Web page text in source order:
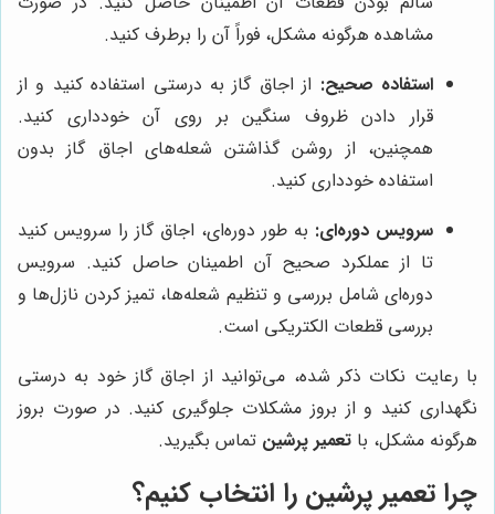
مشاهده هرگونه مشکل، فوراً آن را برطرف کنید.
استفاده صحیح: از اجاق گاز به درستی استفاده کنید و از
قرار دادن ظروف سنگین بر روی آن خودداری کنید.
همچنین، از روشن گذاشتن شعله‌های اجاق گاز بدون
استفاده خودداری کنید.
سرویس دوره‌ای: به طور دوره‌ای، اجاق گاز را سرویس کنید
تا از عملکرد صحیح آن اطمینان حاصل کنید. سرویس
دوره‌ای شامل بررسی و تنظیم شعله‌ها، تمیز کردن نازل‌ها و
بررسی قطعات الکتریکی است.
با رعایت نکات ذکر شده، می‌توانید از اجاق گاز خود به درستی
نگهداری کنید و از بروز مشکلات جلوگیری کنید. در صورت بروز
هرگونه مشکل، با تعمیر پرشین تماس بگیرید.
چرا تعمیر پرشین را انتخاب کنیم؟